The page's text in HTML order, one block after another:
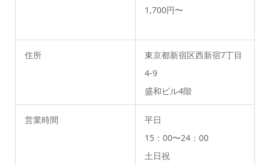
1,700円〜
住所
東京都新宿区西新宿7丁目
4-9
盛和ビル4階
営業時間
平日
15：00〜24：00
土日祝